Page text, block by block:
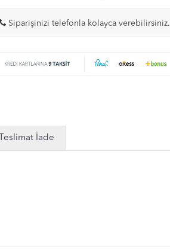
Siparişinizi telefonla kolayca verebilirsiniz.
Teslimat İade